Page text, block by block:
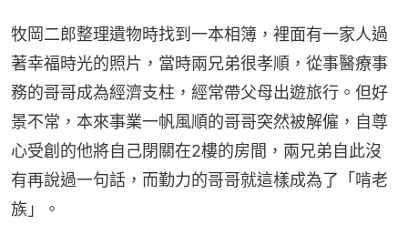
牧岡二郎整理遺物時找到一本相簿，裡面有一家人過
著幸福時光的照片，當時兩兄弟很孝順，從事醫療事
務的哥哥成為經濟支柱，經常帶父母出遊旅行。但好
景不常，本來事業一帆風順的哥哥突然被解僱，自尊
心受創的他將自己閉關在2樓的房間，兩兄弟自此沒
有再說過一句話，而勤力的哥哥就這樣成為了「啃老
族」。